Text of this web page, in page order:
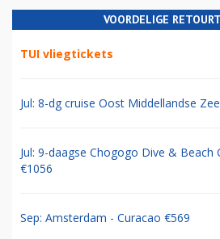
VOORDELIGE
TUI vliegtickets
Jul: 8-dg cruise Oost Middellandse
Jul: 9-daagse Chogogo Dive & Beach
€1056
Sep: Amsterdam - Curacao €569